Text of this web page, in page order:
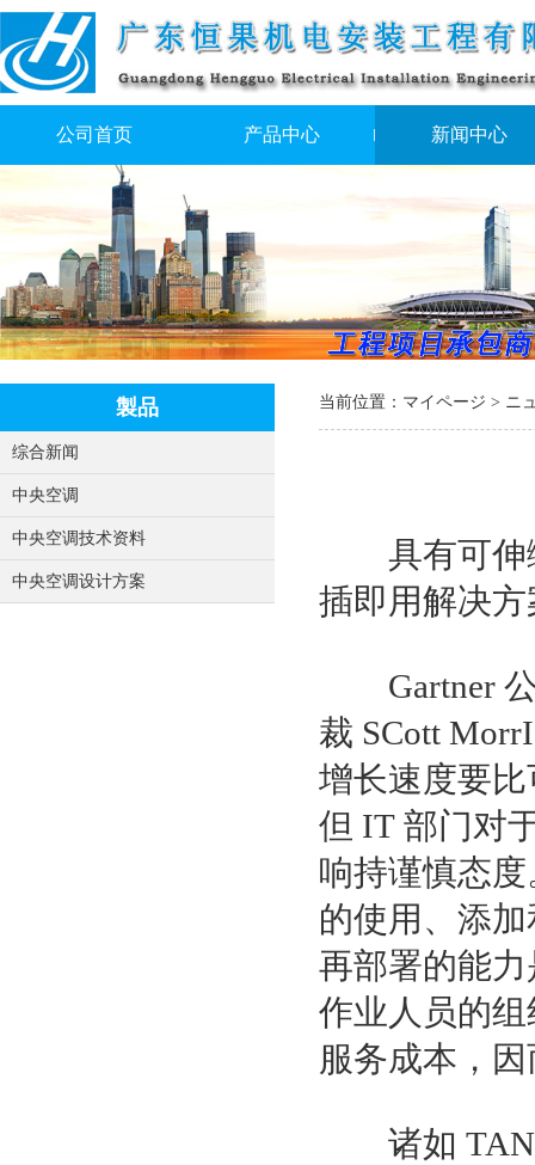
公司首页 产品中心 新闻中心
製品
综合新闻
中央空调
中央空调技术资料
中央空调设计方案
当前位置： マイページ > ニ
具有可伸缩
插即用解决
Gartner 公
裁 SCott
增长速度要
但 IT 部门对
响持谨慎态
的使用、添
再部署的能
作业人员的
服务成本，
诸如